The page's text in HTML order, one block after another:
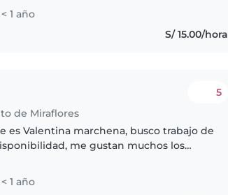
1 año
S/ 15.00/hora
de Miraflores
5
es Valentina marchena, busco trabajo de
me gustan muchos los
1 año